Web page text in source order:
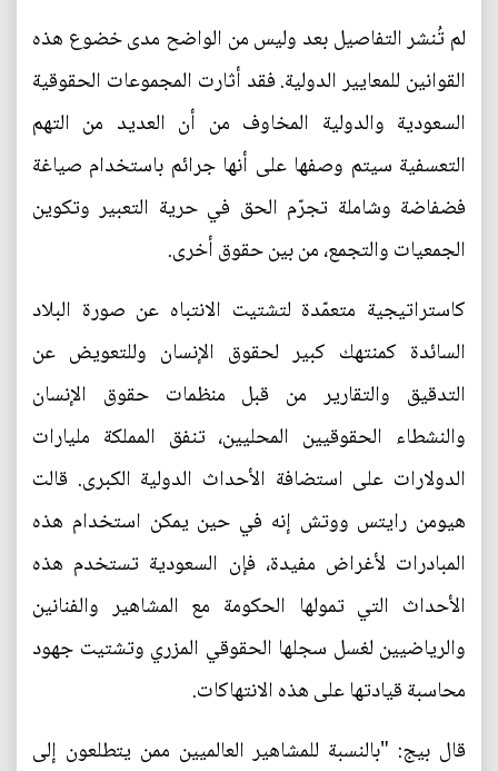
لم تُنشر التفاصيل بعد وليس من الواضح مدى خضوع هذه
القوانين للمعايير الدولية. فقد أثارت المجموعات الحقوقية
السعودية والدولية المخاوف من أن العديد من التهم
التعسفية سيتم وصفها على أنها جرائم باستخدام صياغة
فضفاضة وشاملة تجرّم الحق في حرية التعبير وتكوين
الجمعيات والتجمع، من بين حقوق أخرى.
كاستراتيجية متعمّدة لتشتيت الانتباه عن صورة البلاد
السائدة كمنتهك كبير لحقوق الإنسان وللتعويض عن
التدقيق والتقارير من قبل منظمات حقوق الإنسان
والنشطاء الحقوقيين المحليين، تنفق المملكة مليارات
الدولارات على استضافة الأحداث الدولية الكبرى. قالت
هيومن رايتس ووتش إنه في حين يمكن استخدام هذه
المبادرات لأغراض مفيدة، فإن السعودية تستخدم هذه
الأحداث التي تمولها الحكومة مع المشاهير والفنانين
والرياضيين لغسل سجلها الحقوقي المزري وتشتيت جهود
محاسبة قيادتها على هذه الانتهاكات.
قال بيج: "بالنسبة للمشاهير العالميين ممن يتطلعون إلى